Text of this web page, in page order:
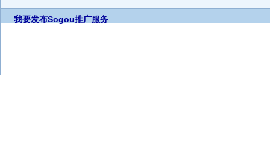
我要发布Sogou推广服务